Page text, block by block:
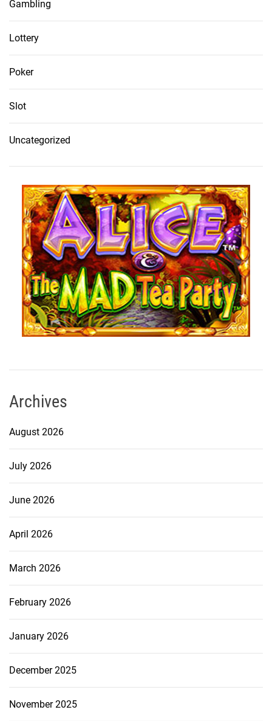
Gambling
Lottery
Poker
Slot
Uncategorized
Archives
August 2026
July 2026
June 2026
April 2026
March 2026
February 2026
January 2026
December 2025
November 2025